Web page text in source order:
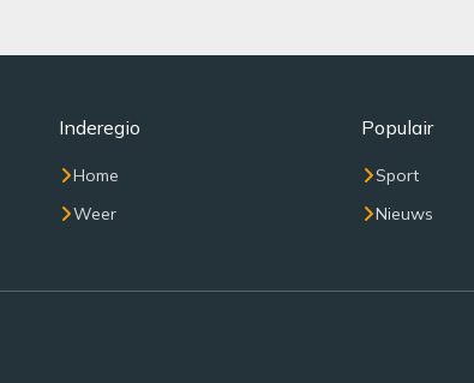
Inderegio
Home
Weer
Populair
Sport
Nieuws